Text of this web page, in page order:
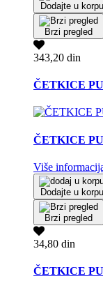
Dodajte u korpu
Brzi pregled
343,20 din
ČETKICE
ČETKICE
Više
Dodajte u korpu
Brzi pregled
34,80 din
ČETKICE